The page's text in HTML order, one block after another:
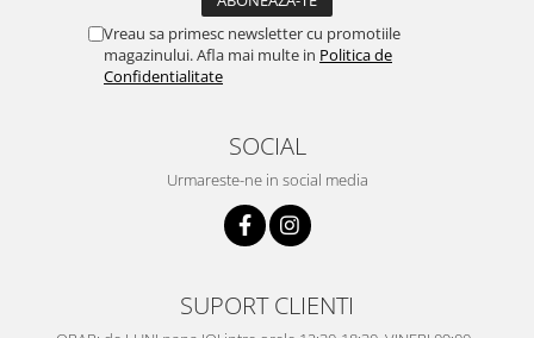
Vreau sa primesc newsletter cu promotiile
magazinului. Afla mai multe in Politica de
Confidentialitate
SOCIAL
Urmareste-ne in social media
SUPORT CLIENTI